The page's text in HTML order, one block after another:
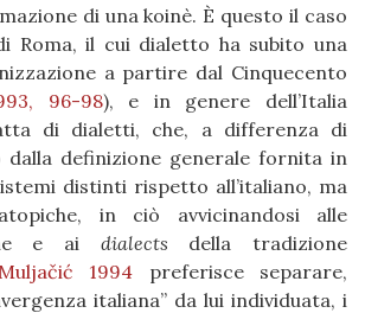
di una koinè. È questo il caso
Roma, il cui dialetto ha subito una
a partire dal Cinquecento
96-98), e in genere dell’Italia
di dialetti, che, a differenza di
dalla definizione generale fornita in
distinti rispetto all’italiano, ma
in ciò avvicinandosi alle
e ai dialects della tradizione
1994 preferisce separare,
italiana” da lui individuata, i